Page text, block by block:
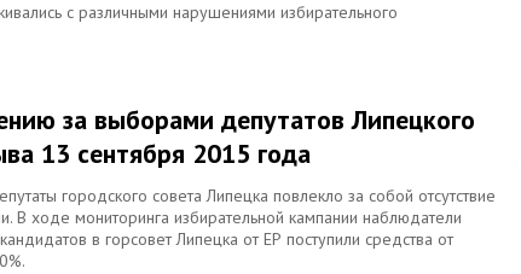
с различными нарушениями избирательного
за выборами депутатов Липецкого
13 сентября 2015 года
городского совета Липецка повлекло за собой отсутствие
ходе мониторинга избирательной кампании наблюдатели
в горсовет Липецка от ЕР поступили средства от